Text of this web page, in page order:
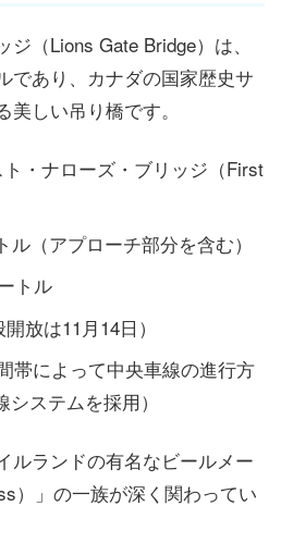
（Lions Gate Bridge）は、
であり、カナダの国家歴史サ
しい吊り橋です。
・ナローズ・ブリッジ（First
ル（アプローチ部分を含む）
トル
放は11月14日）
帯によって中央車線の進行方
ステムを採用）
ルランドの有名なビールメー
）」の一族が深く関わってい